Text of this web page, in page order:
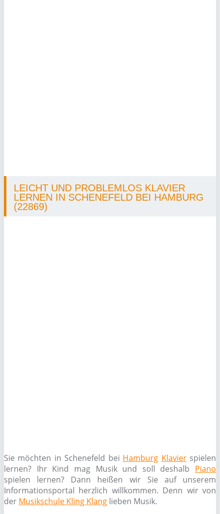
LEICHT UND PROBLEMLOS KLAVIER
LERNEN IN SCHENEFELD BEI HAMBURG
(22869)
Sie möchten in Schenefeld bei Hamburg Klavierspielen
lernen? Ihr Kind mag Musik und soll deshalb Piano
spielen lernen? Dann heißen wir Sie auf unserem
Informationsportal herzlich willkommen. Denn wir von
der Musikschule Kling Klang lieben Musik.